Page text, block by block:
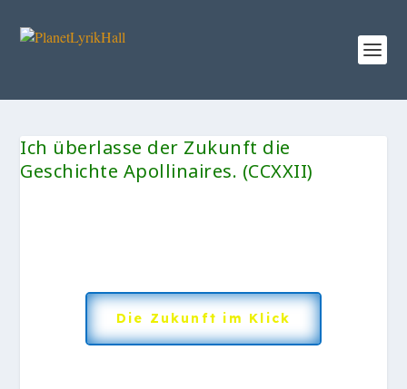
Ich überlasse der Zukunft die
Geschichte Apollinaires. (CCXXII)
Die Zukunft im Klick